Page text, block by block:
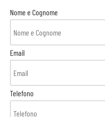
Nome e Cognome
Email
Telefono